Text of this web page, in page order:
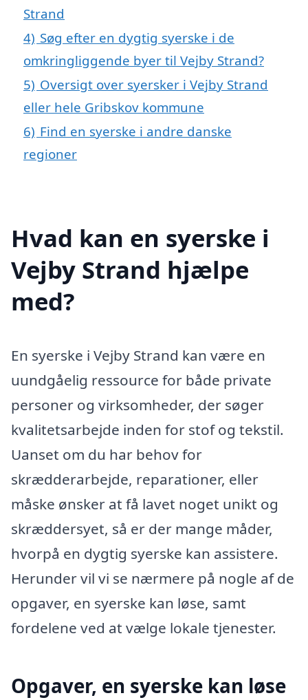
Strand
4) Søg efter en dygtig syerske i de
omkringliggende byer til Vejby Strand?
5) Oversigt over syersker i Vejby Strand
eller hele Gribskov kommune
6) Find en syerske i andre danske
regioner
Hvad kan en syerske i
Vejby Strand hjælpe
med?
En syerske i Vejby Strand kan være en
uundgåelig ressource for både private
personer og virksomheder, der søger
kvalitetsarbejde inden for stof og tekstil.
Uanset om du har behov for
skrædderarbejde, reparationer, eller
måske ønsker at få lavet noget unikt og
skræddersyet, så er der mange måder,
hvorpå en dygtig syerske kan assistere.
Herunder vil vi se nærmere på nogle af de
opgaver, en syerske kan løse, samt
fordelene ved at vælge lokale tjenester.
Opgaver, en syerske kan løse